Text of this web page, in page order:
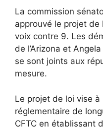
La commission
approuvé le projet de
voix contre 9. Les
de l’Arizona et
se sont joints aux
mesure.
Le projet de loi vise
réglementaire de
CFTC en établissant